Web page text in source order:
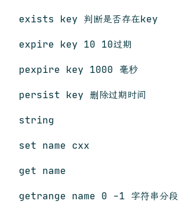
exists key 判断是否存在key
expire key 10 10过期
pexpire key 1000 毫秒
persist key 删除过期时间
string
set name cxx
get name
getrange name 0 -1 字符串分段